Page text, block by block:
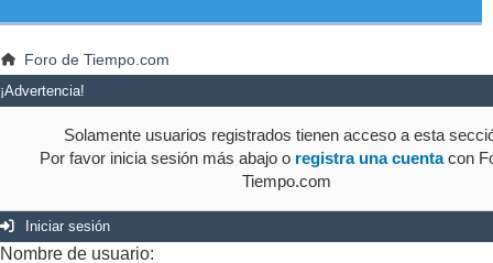
Foro de Tiempo.com
¡Advertencia!
Solamente usuarios registrados tienen acceso a esta
Por favor inicia sesión más abajo o registra una cuentacon
Tiempo.com
Iniciar sesión
Nombre de usuario: